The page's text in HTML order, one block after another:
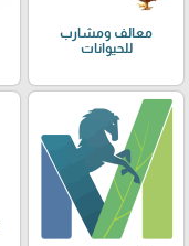
معالف ومشارب
للحيوانات